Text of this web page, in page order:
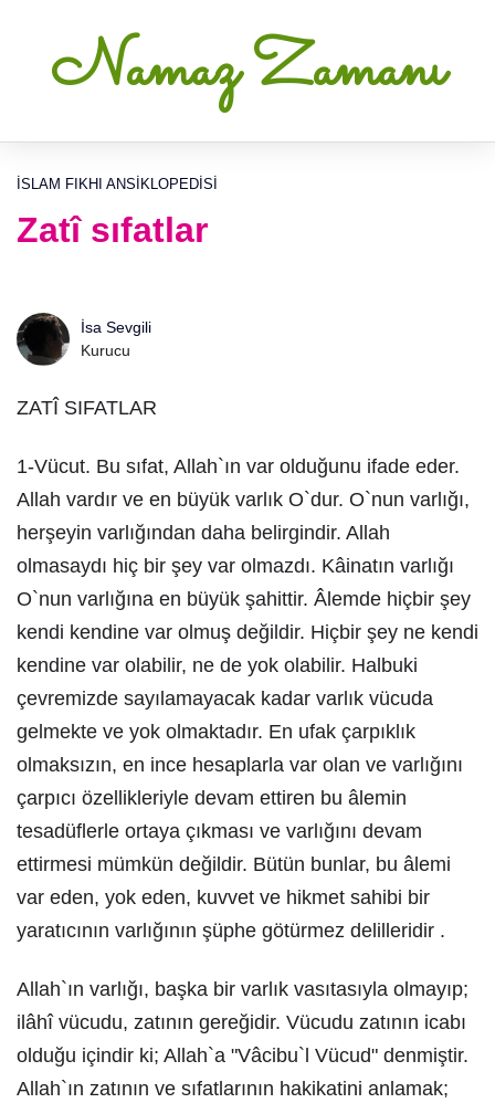
Namaz Zamanı
İSLAM FIKHI ANSIKLOPEDISI
Zatî sıfatlar
İsa Sevgili
Kurucu
ZATÎ SIFATLAR
1-Vücut. Bu sıfat, Allah`ın var olduğunu ifade eder.
Allah vardır ve en büyük varlık O`dur. O`nun varlığı,
herşeyin varlığından daha belirgindir. Allah
olmasaydı hiç bir şey var olmazdı. Kâinatın varlığı
O`nun varlığına en büyük şahittir. Âlemde hiçbir şey
kendi kendine var olmuş değildir. Hiçbir şey ne kendi
kendine var olabilir, ne de yok olabilir. Halbuki
çevremizde sayılamayacak kadar varlık vücuda
gelmekte ve yok olmaktadır. En ufak çarpıklık
olmaksızın, en ince hesaplarla var olan ve varlığını
çarpıcı özellikleriyle devam ettiren bu âlemin
tesadüflerle ortaya çıkması ve varlığını devam
ettirmesi mümkün değildir. Bütün bunlar, bu âlemi
var eden, yok eden, kuvvet ve hikmet sahibi bir
yaratıcının varlığının şüphe götürmez delilleridir .
Allah`ın varlığı, başka bir varlık vasıtasıyla olmayıp;
ilâhî vücudu, zatının gereğidir. Vücudu zatının icabı
olduğu içindir ki; Allah`a "Vâcibu`l Vücud" denmiştir.
Allah`ın zatının ve sıfatlarının hakikatini anlamak;